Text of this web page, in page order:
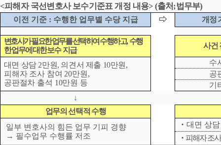
<피해자 국선변호사 보수기준표 개정 내용> (출처;법무부)
이전 기준 : 수행한 업무별 수당 지급 ⇨ 개정
변호사가 필요한 업무를 선택하여 수행하고, 수행
한 업무에 대한 보수 지급
사건
대면 상담 2만원, 의견서 제출 10만원 ,
피해자 조사 참여 20만원 ,
공판절차 출석 10만원 등
수
공
기
↓
업무의 선택적 수행
일부 변호사의 힘든 업무 기피 경향
→ 필수업무 수행률 저조
‧ 대면 상담
‧ 피해자 조